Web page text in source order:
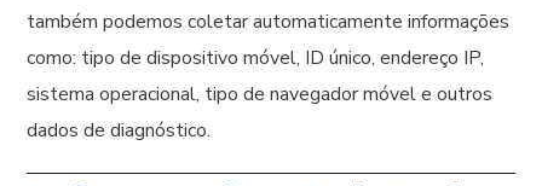
também podemos coletar automaticamente informações
como: tipo de dispositivo móvel, ID único, endereço IP,
sistema operacional, tipo de navegador móvel e outros
dados de diagnóstico.